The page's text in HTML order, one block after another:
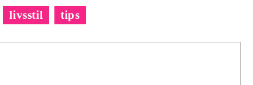
livsstil tips